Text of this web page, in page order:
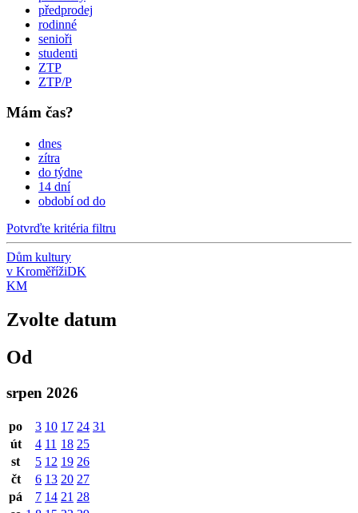
předprodej
rodinné
senioři
studenti
ZTP
ZTP/P
Mám čas?
dnes
zítra
do týdne
14 dní
období od do
Potvrďte kritéria filtru
Dům kultury
v KroměřížiDK
KM
Zvolte datum
Od
srpen 2026
po 3 10 17 24 31
út
4 11 18 25
st
5 12 19 26
čt
6 13 20 27
pá
7 14 21 28